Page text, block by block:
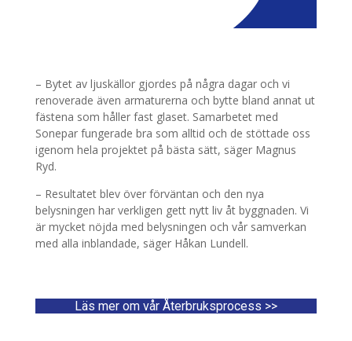
– Bytet av ljuskällor gjordes på några dagar och vi
renoverade även armaturerna och bytte bland annat ut
fästena som håller fast glaset. Samarbetet med
Sonepar fungerade bra som alltid och de stöttade oss
igenom hela projektet på bästa sätt, säger Magnus
Ryd.
– Resultatet blev över förväntan och den nya
belysningen har verkligen gett nytt liv åt byggnaden. Vi
är mycket nöjda med belysningen och vår samverkan
med alla inblandade, säger Håkan Lundell.
Läs mer om vår Återbruksprocess >>